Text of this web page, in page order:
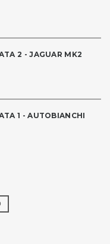
2 - JAGUAR MK2
1 - AUTOBIANCHI